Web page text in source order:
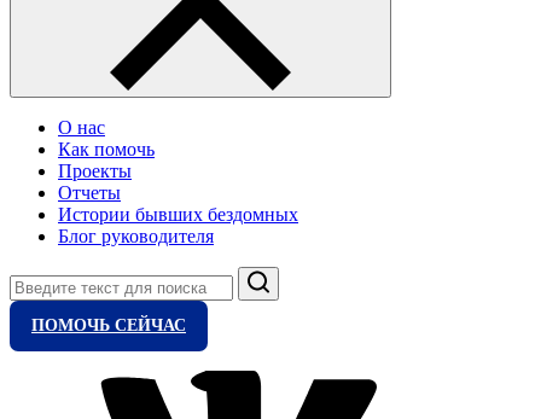
О нас
Как помочь
Проекты
Отчеты
Истории бывших бездомных
Блог руководителя
Поиск
ПОМОЧЬ СЕЙЧАС